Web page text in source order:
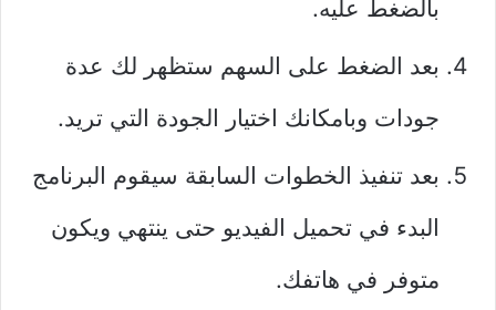
بالضغط عليه.
بعد الضغط على السهم ستظهر لك عدة
جودات وبامكانك اختيار الجودة التي تريد.
بعد تنفيذ الخطوات السابقة سيقوم البرنامج
البدء في تحميل الفيديو حتى ينتهي ويكون
متوفر في هاتفك.